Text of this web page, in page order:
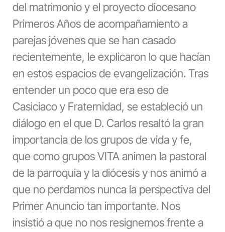
del matrimonio y el proyecto diocesano
Primeros Años de acompañamiento a
parejas jóvenes que se han casado
recientemente, le explicaron lo que hacían
en estos espacios de evangelización. Tras
entender un poco que era eso de
Casiciaco y Fraternidad, se estableció un
diálogo en el que D. Carlos resaltó la gran
importancia de los grupos de vida y fe,
que como grupos VITA animen la pastoral
de la parroquia y la diócesis y nos animó a
que no perdamos nunca la perspectiva del
Primer Anuncio tan importante. Nos
insistió a que no nos resignemos frente a